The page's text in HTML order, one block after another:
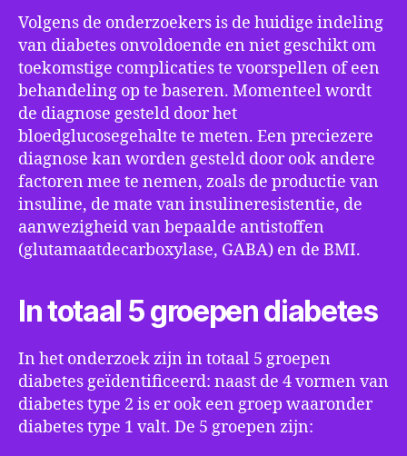
Volgens de onderzoekers is de huidige indeling
van diabetes onvoldoende en niet geschikt om
toekomstige complicaties te voorspellen of een
behandeling op te baseren. Momenteel wordt
de diagnose gesteld door het
bloedglucosegehalte te meten. Een preciezere
diagnose kan worden gesteld door ook andere
factoren mee te nemen, zoals de productie van
insuline, de mate van insulineresistentie, de
aanwezigheid van bepaalde antistoffen
(glutamaatdecarboxylase, GABA) en de BMI.
In totaal 5 groepen diabetes
In het onderzoek zijn in totaal 5 groepen
diabetes geïdentificeerd: naast de 4 vormen van
diabetes type 2 is er ook een groep waaronder
diabetes type 1 valt. De 5 groepen zijn: